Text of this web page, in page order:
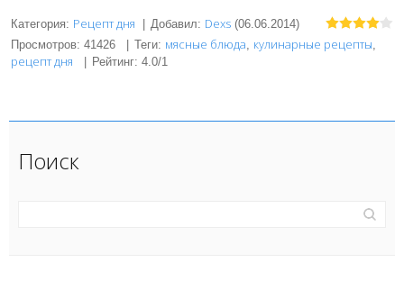
Категория: Рецепт дня Добавил: Dexs (06.06.2014)
Просмотров: 41426 Теги: мясные блюда, кулинарные рецепты,
рецепт дня Рейтинг: 4.0/1
Поиск